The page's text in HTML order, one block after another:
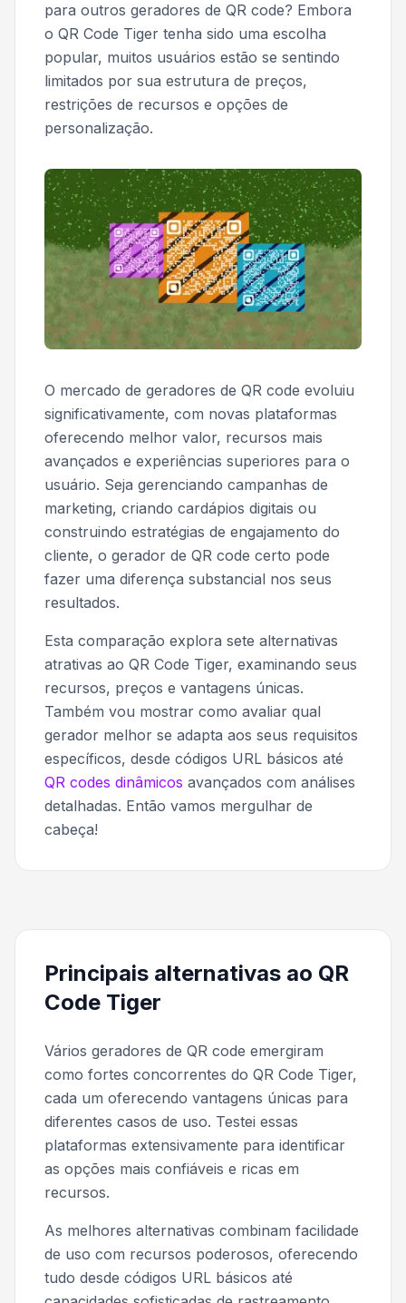
para outros geradores de QR code? Embora
o QR Code Tiger tenha sido uma escolha
popular, muitos usuários estão se sentindo
limitados por sua estrutura de preços,
restrições de recursos e opções de
personalização.
O mercado de geradores de QR code evoluiu
significativamente, com novas plataformas
oferecendo melhor valor, recursos mais
avançados e experiências superiores para o
usuário. Seja gerenciando campanhas de
marketing, criando cardápios digitais ou
construindo estratégias de engajamento do
cliente, o gerador de QR code certo pode
fazer uma diferença substancial nos seus
resultados.
Esta comparação explora sete alternativas
atrativas ao QR Code Tiger, examinando seus
recursos, preços e vantagens únicas.
Também vou mostrar como avaliar qual
gerador melhor se adapta aos seus requisitos
específicos, desde códigos URL básicos até
QR codes dinâmicos avançados com análises
detalhadas. Então vamos mergulhar de
cabeça!
Principais alternativas ao QR
Code Tiger
Vários geradores de QR code emergiram
como fortes concorrentes do QR Code Tiger,
cada um oferecendo vantagens únicas para
diferentes casos de uso. Testei essas
plataformas extensivamente para identificar
as opções mais confiáveis e ricas em
recursos.
As melhores alternativas combinam facilidade
de uso com recursos poderosos, oferecendo
tudo desde códigos URL básicos até